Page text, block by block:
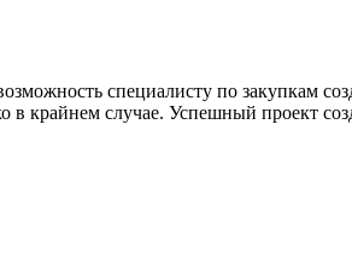
специалисту по закупкам
в крайнем случае. Успешный проект